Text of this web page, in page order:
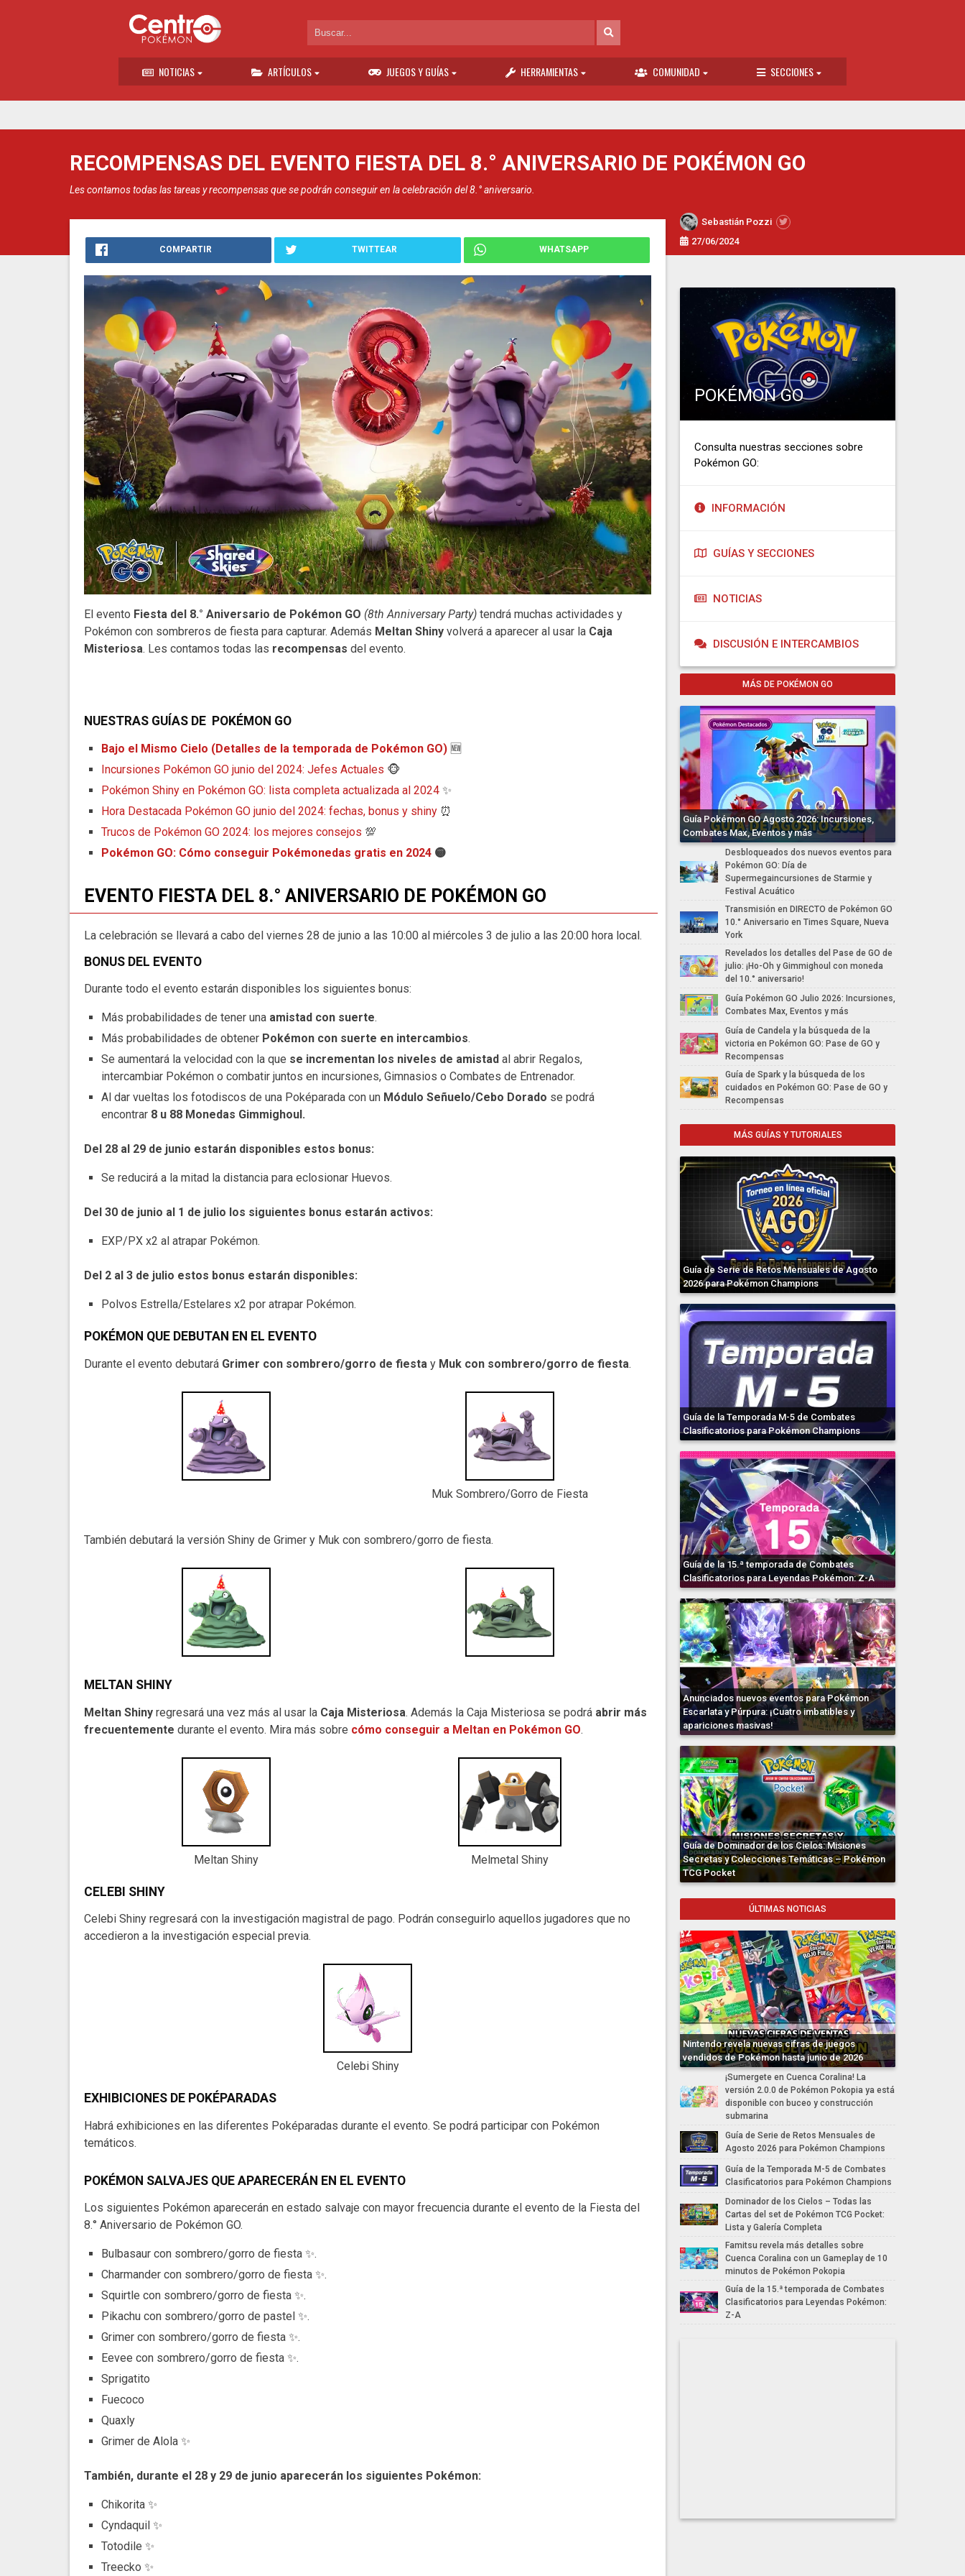
NOTICIAS ARTÍCULOS JUEGOS Y GUÍAS HERRAMIENTAS COMUNIDAD SECCIONES
RECOMPENSAS DEL EVENTO FIESTA DEL 8.° ANIVERSARIO DE POKÉMON GO
Les contamos todas las tareas y recompensas que se podrán conseguir en la celebración del 8.° aniversario.
Sebastián Pozzi
27/06/2024
COMPARTIR TWITTEAR WHATSAPP
El evento Fiesta del 8.° Aniversario de Pokémon GO (8th Anniversary Party) tendrá muchas actividades y
Pokémon con sombreros de fiesta para capturar. Además Meltan Shiny volverá a aparecer al usar la Caja
Misteriosa. Les contamos todas las recompensas del evento.
NUESTRAS GUÍAS DE POKÉMON GO
Bajo el Mismo Cielo (Detalles de la temporada de Pokémon GO) 🆕
Incursiones Pokémon GO junio del 2024: Jefes Actuales 🐵
Pokémon Shiny en Pokémon GO: lista completa actualizada al 2024 ✨
Hora Destacada Pokémon GO junio del 2024: fechas, bonus y shiny ⏰
Trucos de Pokémon GO 2024: los mejores consejos 💯
Pokémon GO: Cómo conseguir Pokémonedas gratis en 2024 🟡
EVENTO FIESTA DEL 8.° ANIVERSARIO DE POKÉMON GO
La celebración se llevará a cabo del viernes 28 de junio a las 10:00 al miércoles 3 de julio a las 20:00 hora local.
BONUS DEL EVENTO
Durante todo el evento estarán disponibles los siguientes bonus:
Más probabilidades de tener una amistad con suerte.
Más probabilidades de obtener Pokémon con suerte en intercambios.
Se aumentará la velocidad con la que se incrementan los niveles de amistad al abrir Regalos,
intercambiar Pokémon o combatir juntos en incursiones, Gimnasios o Combates de Entrenador.
Al dar vueltas los fotodiscos de una Poképarada con un Módulo Señuelo/Cebo Dorado se podrá
encontrar 8 u 88 Monedas Gimmighoul.
Del 28 al 29 de junio estarán disponibles estos bonus:
Se reducirá a la mitad la distancia para eclosionar Huevos.
Del 30 de junio al 1 de julio los siguientes bonus estarán activos:
EXP/PX x2 al atrapar Pokémon.
Del 2 al 3 de julio estos bonus estarán disponibles:
Polvos Estrella/Estelares x2 por atrapar Pokémon.
POKÉMON QUE DEBUTAN EN EL EVENTO
Durante el evento debutará Grimer con sombrero/gorro de fiesta y Muk con sombrero/gorro de fiesta.
Muk Sombrero/Gorro de Fiesta
También debutará la versión Shiny de Grimer y Muk con sombrero/gorro de fiesta.
MELTAN SHINY
Meltan Shiny regresará una vez más al usar la Caja Misteriosa. Además la Caja Misteriosa se podrá abrir más
frecuentemente durante el evento. Mira más sobre cómo conseguir a Meltan en Pokémon GO.
Meltan Shiny Melmetal Shiny
CELEBI SHINY
Celebi Shiny regresará con la investigación magistral de pago. Podrán conseguirlo aquellos jugadores que no
accedieron a la investigación especial previa.
Celebi Shiny
EXHIBICIONES DE POKÉPARADAS
Habrá exhibiciones en las diferentes Poképaradas durante el evento. Se podrá participar con Pokémon
temáticos.
POKÉMON SALVAJES QUE APARECERÁN EN EL EVENTO
Los siguientes Pokémon aparecerán en estado salvaje con mayor frecuencia durante el evento de la Fiesta del
8.° Aniversario de Pokémon GO.
Bulbasaur con sombrero/gorro de fiesta ✨.
Charmander con sombrero/gorro de fiesta ✨.
Squirtle con sombrero/gorro de fiesta ✨.
Pikachu con sombrero/gorro de pastel ✨.
Grimer con sombrero/gorro de fiesta ✨.
Eevee con sombrero/gorro de fiesta ✨.
Sprigatito
Fuecoco
Quaxly
Grimer de Alola ✨
También, durante el 28 y 29 de junio aparecerán los siguientes Pokémon:
Chikorita ✨
Cyndaquil ✨
Totodile ✨
Treecko ✨
POKÉMON GO
Consulta nuestras secciones sobre
Pokémon GO:
INFORMACIÓN
GUÍAS Y SECCIONES
NOTICIAS
DISCUSIÓN E INTERCAMBIOS
MÁS DE POKÉMON GO
Guía Pokémon GO Agosto 2026: Incursiones,
Combates Max, Eventos y más
Desbloqueados dos nuevos eventos para
Pokémon GO: Día de
Supermegaincursiones de Starmie y
Festival Acuático
Transmisión en DIRECTO de Pokémon GO
10.° Aniversario en Times Square, Nueva
York
Revelados los detalles del Pase de GO de
julio: ¡Ho-Oh y Gimmighoul con moneda
del 10.° aniversario!
Guía Pokémon GO Julio 2026: Incursiones,
Combates Max, Eventos y más
Guía de Candela y la búsqueda de la
victoria en Pokémon GO: Pase de GO y
Recompensas
Guía de Spark y la búsqueda de los
cuidados en Pokémon GO: Pase de GO y
Recompensas
MÁS GUÍAS Y TUTORIALES
Guía de Serie de Retos Mensuales de Agosto
2026 para Pokémon Champions
Guía de la Temporada M-5 de Combates
Clasificatorios para Pokémon Champions
Guía de la 15.ª temporada de Combates
Clasificatorios para Leyendas Pokémon: Z-A
Anunciados nuevos eventos para Pokémon
Escarlata y Púrpura: ¡Cuatro imbatibles y
apariciones masivas!
Guía de Dominador de los Cielos: Misiones
Secretas y Colecciones Temáticas – Pokémon
TCG Pocket
ÚLTIMAS NOTICIAS
Nintendo revela nuevas cifras de juegos
vendidos de Pokémon hasta junio de 2026
¡Sumergete en Cuenca Coralina! La
versión 2.0.0 de Pokémon Pokopia ya está
disponible con buceo y construcción
submarina
Guía de Serie de Retos Mensuales de
Agosto 2026 para Pokémon Champions
Guía de la Temporada M-5 de Combates
Clasificatorios para Pokémon Champions
Dominador de los Cielos – Todas las
Cartas del set de Pokémon TCG Pocket:
Lista y Galería Completa
Famitsu revela más detalles sobre
Cuenca Coralina con un Gameplay de 10
minutos de Pokémon Pokopia
Guía de la 15.ª temporada de Combates
Clasificatorios para Leyendas Pokémon:
Z-A